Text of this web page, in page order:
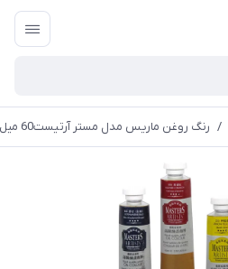
/ رنگ روغن ماریس مدل مستر آرتیست60 میل